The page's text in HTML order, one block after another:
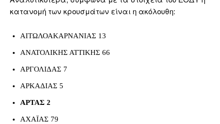
κατανομή των κρουσμάτων είναι η ακόλουθη:
ΑΙΤΩΛΟΑΚΑΡΝΑΝΙΑΣ 13
ΑΝΑΤΟΛΙΚΗΣ ΑΤΤΙΚΗΣ 66
ΑΡΓΟΛΙΔΑΣ 7
ΑΡΚΑΔΙΑΣ 5
ΑΡΤΑΣ 2
ΑΧΑΪΑΣ 79